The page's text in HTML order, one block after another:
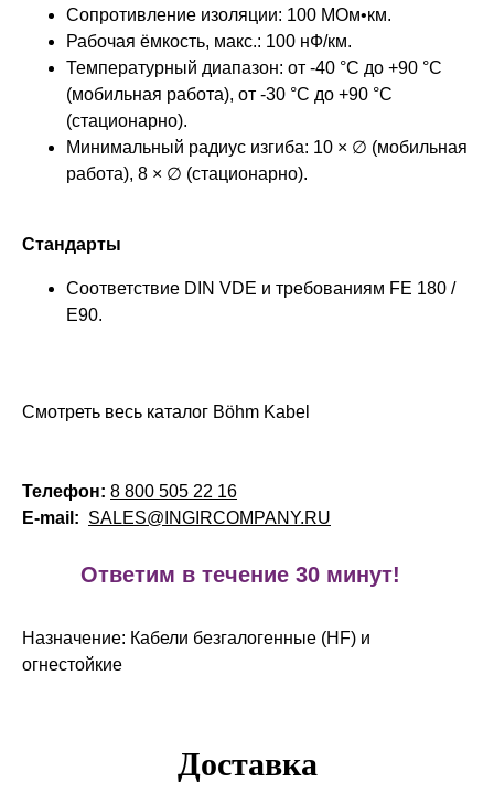
Сопротивление изоляции: 100 МОм•км.
Рабочая ёмкость, макс.: 100 нФ/км.
Температурный диапазон: от -40 °C до +90 °C
(мобильная работа), от -30 °C до +90 °C
(стационарно).
Минимальный радиус изгиба: 10 × ∅ (мобильная
работа), 8 × ∅ (стационарно).
Стандарты
Соответствие DIN VDE и требованиям FE 180 /
E90.
Смотреть весь каталог Böhm Kabel
Телефон: 8 800 505 22 16
E-mail: SALES@INGIRCOMPANY.RU
Ответим в течение 30 минут!
Назначение: Кабели безгалогенные (HF) и
огнестойкие
Доставка